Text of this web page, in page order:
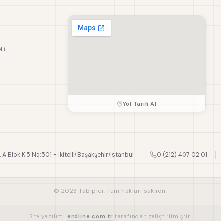
Yol Tarifi Al
A Blok K.5 No:501 - İkitelli/Başakşehir/İstanbul 0 (212) 407 02 01
© 2026 Tabipler. Tüm hakları saklıdır.
Site yazılımı endline.com.tr tarafından geliştirilmiştir.